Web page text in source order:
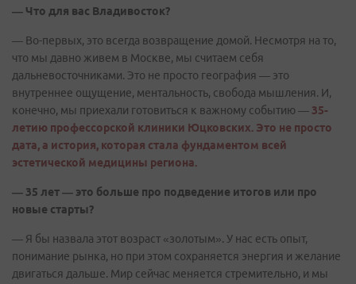
— Что для вас Владивосток?
— Во-первых, это всегда возвращение домой. Несмотря на то,
что мы давно живем в Москве, мы считаем себя
дальневосточниками. Это не просто география — это
внутреннее ощущение, ментальность, свобода мышления. И,
конечно, мы приехали готовиться к важному событию — 35-
летию профессорской клиники Юцковских. Это не просто
дата, а история, которая стала фундаментом всей
эстетической медицины региона.
— 35 лет — это больше про подведение итогов или про
новые старты?
— Я бы назвала этот возраст «золотым». У нас есть опыт,
понимание рынка, но при этом сохраняется энергия и желание
двигаться дальше. Мир сейчас меняется стремительно, и мы